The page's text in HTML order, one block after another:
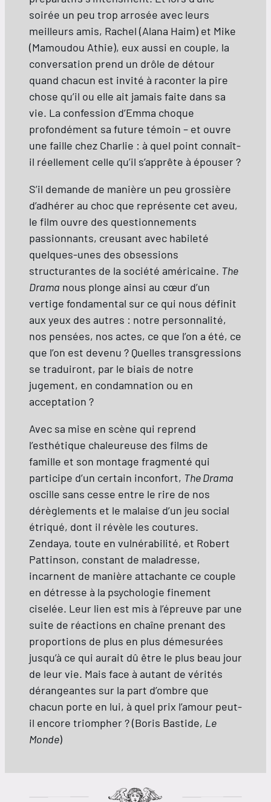
soirée un peu trop arrosée avec leurs
meilleurs amis, Rachel (Alana Haim) et Mike
(Mamoudou Athie), eux aussi en couple, la
conversation prend un drôle de détour
quand chacun est invité à raconter la pire
chose qu’il ou elle ait jamais faite dans sa
vie. La confession d’Emma choque
profondément sa future témoin – et ouvre
une faille chez Charlie : à quel point connaît-
il réellement celle qu’il s’apprête à épouser ?
S’il demande de manière un peu grossière
d’adhérer au choc que représente cet aveu,
le film ouvre des questionnements
passionnants, creusant avec habileté
quelques-unes des obsessions
structurantes de la société américaine. The
Drama nous plonge ainsi au cœur d’un
vertige fondamental sur ce qui nous définit
aux yeux des autres : notre personnalité,
nos pensées, nos actes, ce que l’on a été, ce
que l’on est devenu ? Quelles transgressions
se traduiront, par le biais de notre
jugement, en condamnation ou en
acceptation ?
Avec sa mise en scène qui reprend
l’esthétique chaleureuse des films de
famille et son montage fragmenté qui
participe d’un certain inconfort, The Drama
oscille sans cesse entre le rire de nos
dérèglements et le malaise d’un jeu social
étriqué, dont il révèle les coutures.
Zendaya, toute en vulnérabilité, et Robert
Pattinson, constant de maladresse,
incarnent de manière attachante ce couple
en détresse à la psychologie finement
ciselée. Leur lien est mis à l’épreuve par une
suite de réactions en chaîne prenant des
proportions de plus en plus démesurées
jusqu’à ce qui aurait dû être le plus beau jour
de leur vie. Mais face à autant de vérités
dérangeantes sur la part d’ombre que
chacun porte en lui, à quel prix l’amour peut-
il encore triompher ? (Boris Bastide, Le
Monde)